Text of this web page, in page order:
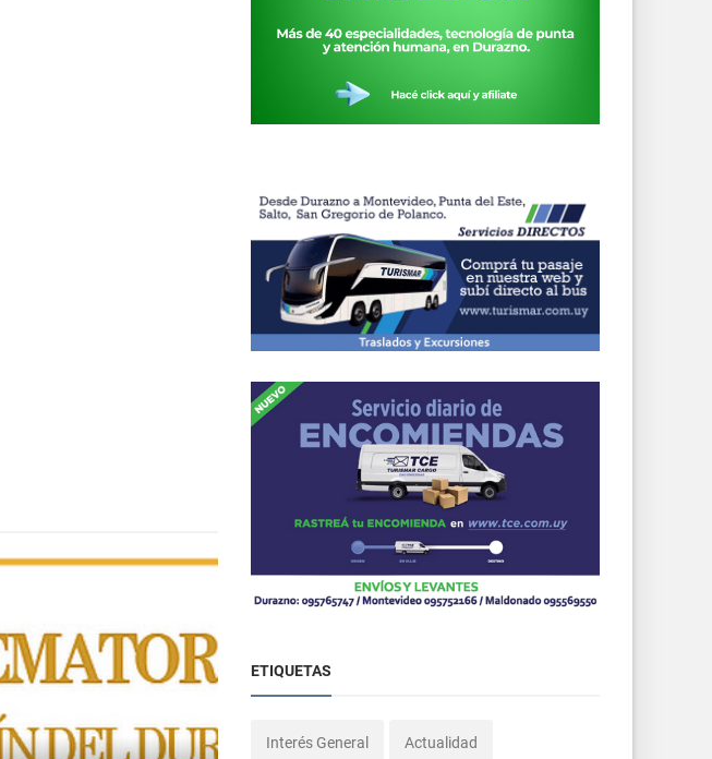
ETIQUETAS
Interés General Actualidad